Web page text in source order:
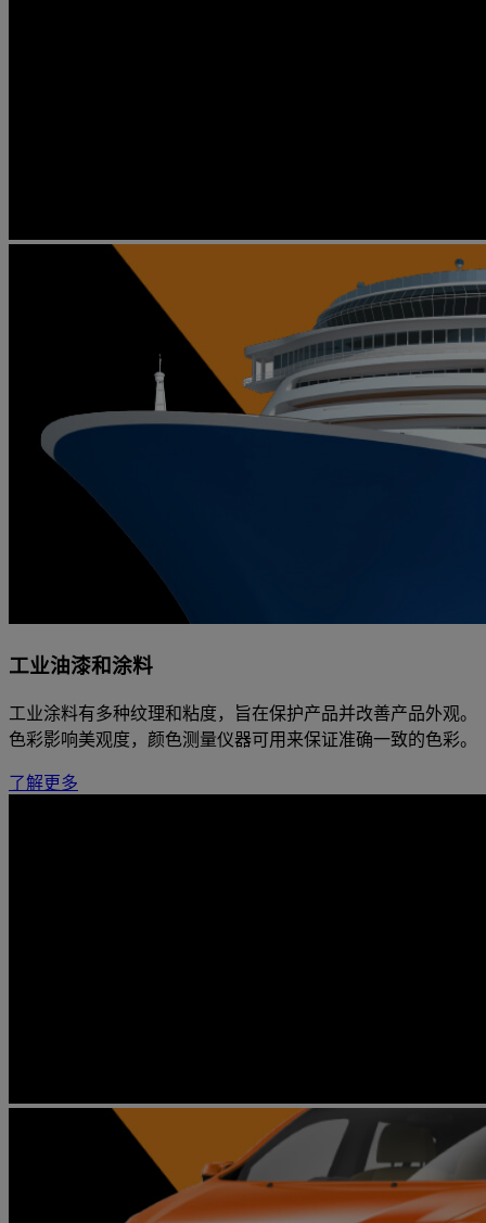
工业油漆和涂料
工业涂料有多种纹理和粘度，旨在保护产品并改善产品外观。
色彩影响美观度，颜色测量仪器可用来保证准确一致的色彩。
了解更多